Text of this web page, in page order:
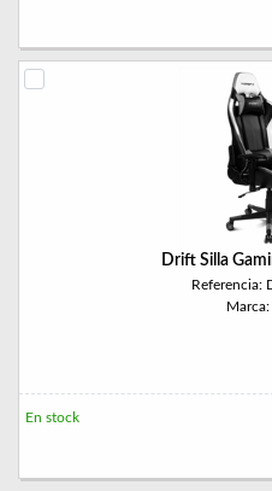
Drift Silla
Referencia:
En stock